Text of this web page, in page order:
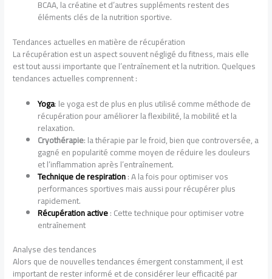
BCAA, la créatine et d’autres suppléments restent des
éléments clés de la nutrition sportive.
Tendances actuelles en matière de récupération
La récupération est un aspect souvent négligé du fitness, mais elle
est tout aussi importante que l’entraînement et la nutrition. Quelques
tendances actuelles comprennent :
Yoga: le yoga est de plus en plus utilisé comme méthode de
récupération pour améliorer la flexibilité, la mobilité et la
relaxation.
Cryothérapie: la thérapie par le froid, bien que controversée, a
gagné en popularité comme moyen de réduire les douleurs
et l’inflammation après l’entraînement.
Technique de respiration: A la fois pour optimiser vos
performances sportives mais aussi pour récupérer plus
rapidement.
Récupération active: Cette technique pour optimiser votre
entraînement
Analyse des tendances
Alors que de nouvelles tendances émergent constamment, il est
important de rester informé et de considérer leur efficacité par